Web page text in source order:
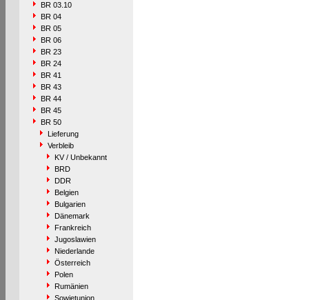
BR 03.10
BR 04
BR 05
BR 06
BR 23
BR 24
BR 41
BR 43
BR 44
BR 45
BR 50
Lieferung
Verbleib
KV / Unbekannt
BRD
DDR
Belgien
Bulgarien
Dänemark
Frankreich
Jugoslawien
Niederlande
Österreich
Polen
Rumänien
Sowjetunion